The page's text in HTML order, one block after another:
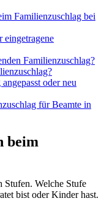
Familienzuschlag bei
eingetragene
Familienzuschlag?
oder neu
für Beamte in
beim
Stufen. Welche Stufe
bist oder Kinder hast.